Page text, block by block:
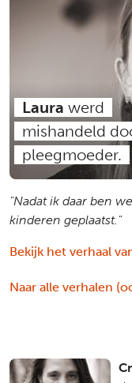
Laura werd
mishandeld
pleegmoeder.
"Nadat ik daar ben
kinderen geplaatst."
Bekijk het verhaal
Naar alle verhalen